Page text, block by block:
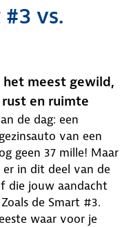
#3 vs.
het meest gewild,
en ruimte
de dag: een
van een
geen 37 mille! Maar
in dit deel van de
die jouw aandacht
de Smart #3.
waar voor je